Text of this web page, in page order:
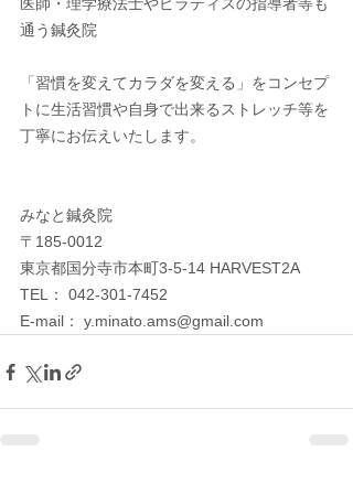
医師・理学療法士やピラティスの指導者等も
通う鍼灸院
「習慣を変えてカラダを変える」をコンセプ
トに生活習慣や自身で出来るストレッチ等を
丁寧にお伝えいたします。
みなと鍼灸院
〒185-0012
東京都国分寺市本町3-5-14 HARVEST2A
TEL： 042-301-7452
E-mail： y.minato.ams@gmail.com